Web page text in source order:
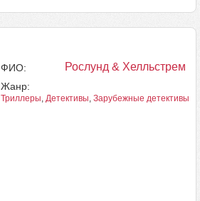
ФИО: Рослунд & Хелльстрем
Жанр:
Триллеры, Детективы, Зарубежные детективы